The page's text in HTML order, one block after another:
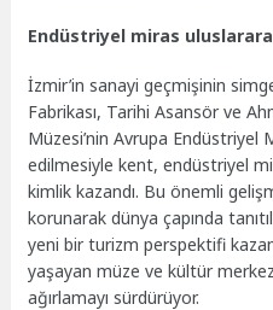
Endüstriyel miras
İzmir’in sanayi geçmişinin
Fabrikası, Tarihi Asansör ve
Müzesi’nin Avrupa Endüstriyel
edilmesiyle kent, endüstriyel
kimlik kazandı. Bu önemli
korunarak dünya çapında
yeni bir turizm perspektifi
yaşayan müze ve kültür
ağırlamayı sürdürüyor.